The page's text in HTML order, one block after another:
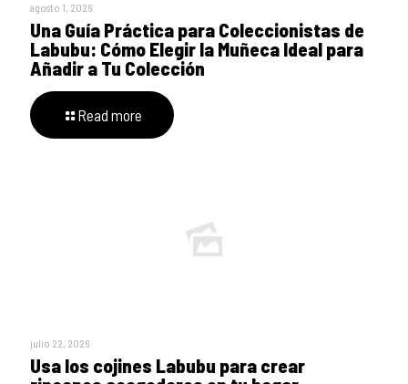
agosto 1, 2026
Una Guía Práctica para Coleccionistas de
Labubu: Cómo Elegir la Muñeca Ideal para
Añadir a Tu Colección
Read more
julio 22, 2026
Usa los cojines Labubu para crear